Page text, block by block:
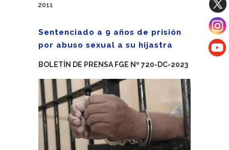
2011
Sentenciado a 9 años de prisión
por abuso sexual a su hijastra
BOLETÍN DE PRENSA FGE Nº 720-DC-2023